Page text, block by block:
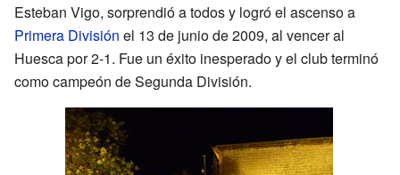
Esteban Vigo, sorprendió a todos y logró el ascenso a
Primera División el 13 de junio de 2009, al vencer al
Huesca por 2-1. Fue un éxito inesperado y el club terminó
como campeón de Segunda División.